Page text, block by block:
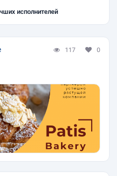
исполнителей
117 0